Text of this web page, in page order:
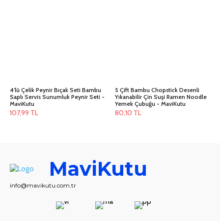
4'lü Çelik Peynir Bıçak Seti Bambu
Saplı Servis Sunumluk Peynir Seti -
MaviKutu
107,99 TL
5 Çift Bambu Chopstick Desenli
Yıkanabilir Çin Suşi Ramen Noodle
Yemek Çubuğu - MaviKutu
80,10 TL
MaviKutu
info@mavikutu.com.tr